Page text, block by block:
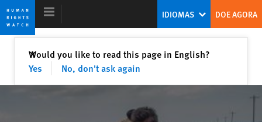
Skip
to
cookie
privacy
Skip
to
main
content
Relatório Mundial 2018
IDIOMAS DOE AGORA
Would you like to read this page in English?
Yes
No, don't ask again
✕Fechar